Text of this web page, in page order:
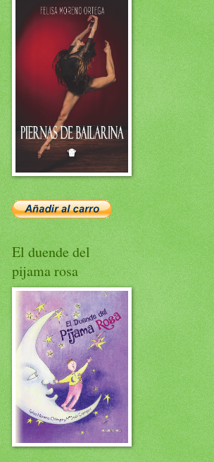
El duende del
pijama rosa